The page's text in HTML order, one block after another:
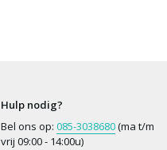
Hulp nodig?
Bel ons op: 085-3038680(ma t/m
vrij 09:00 - 14:00u)